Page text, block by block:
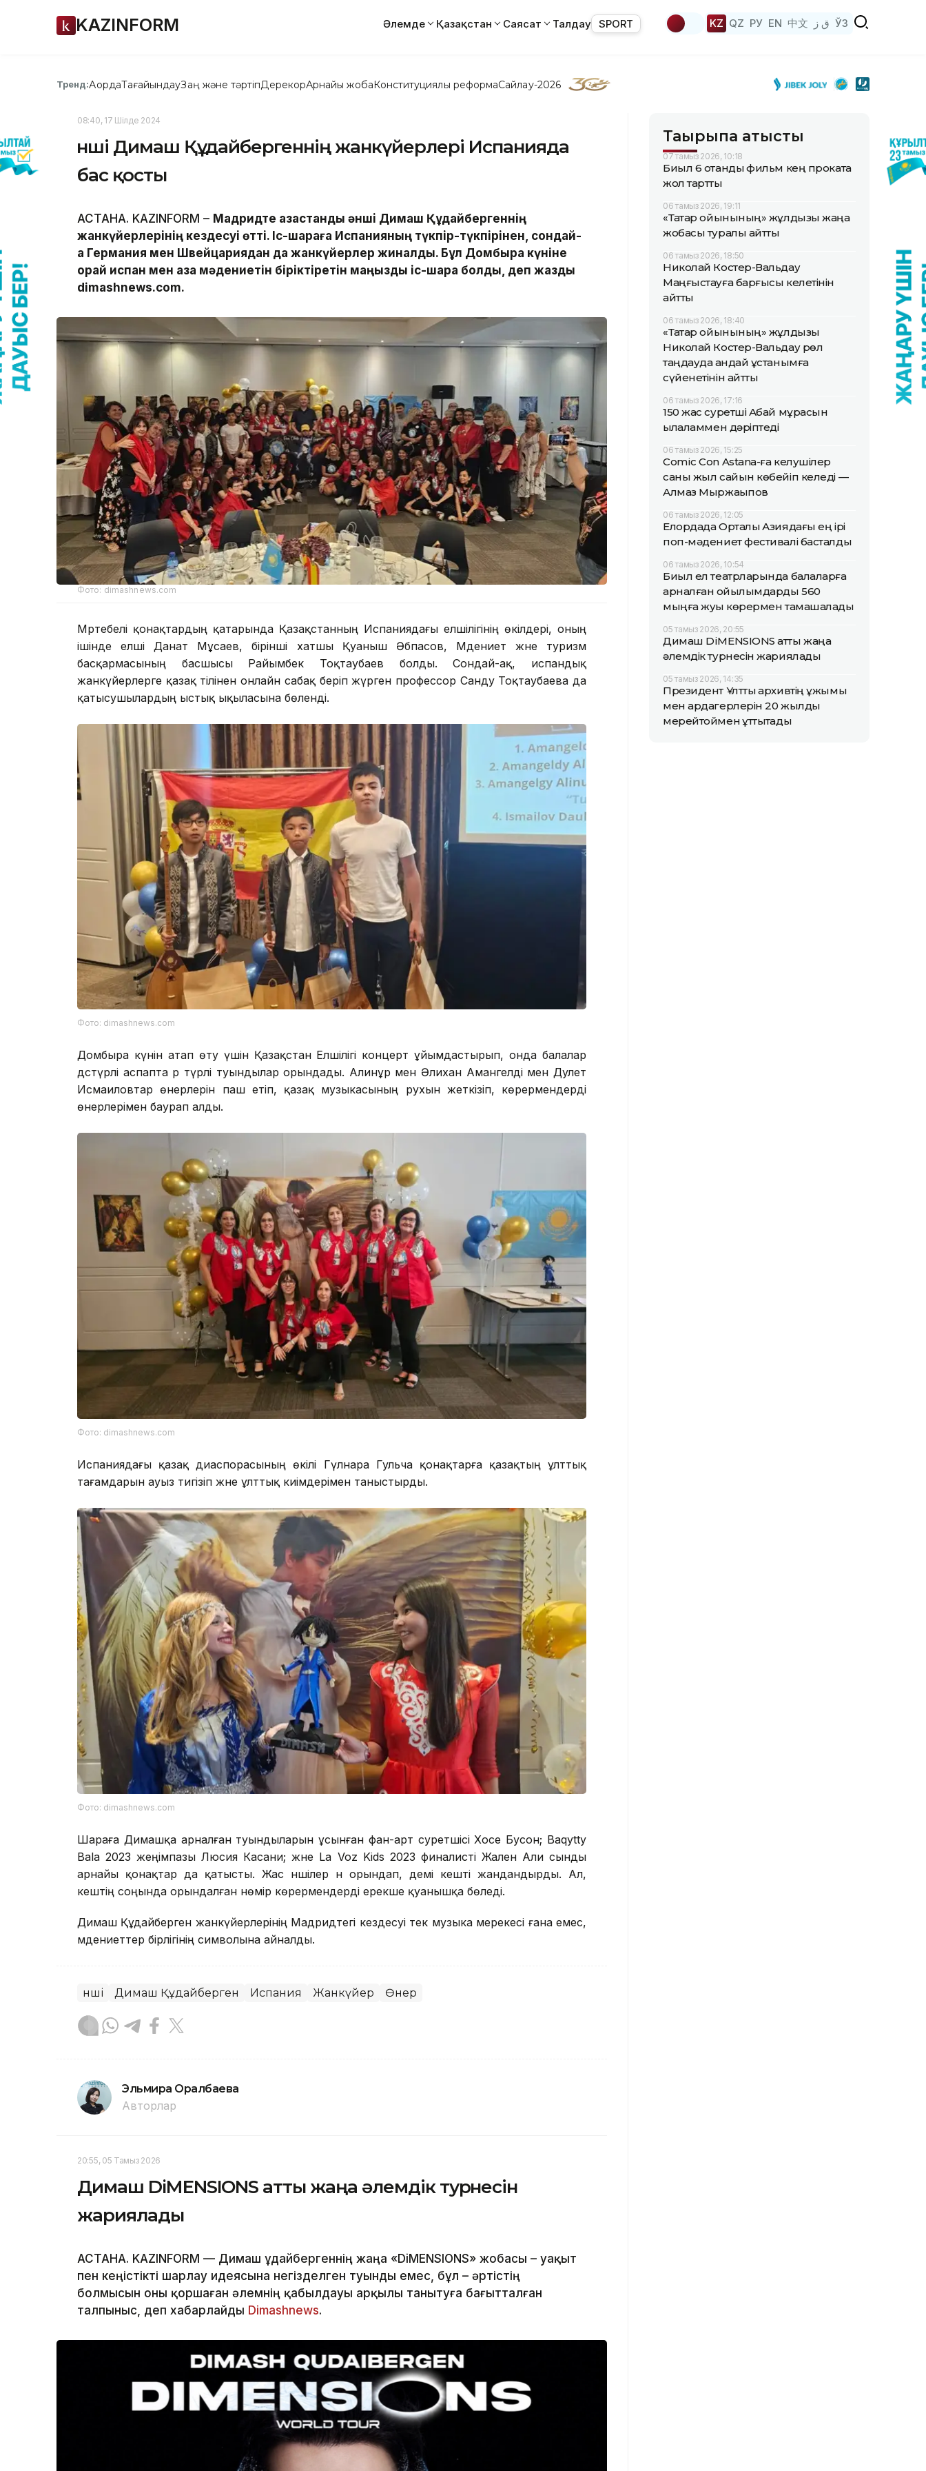
KAZINFORM Әлемде Қазақстан Саясат Талдау SPORT KZ QZ РУ EN 中文 ق ز ЎЗ
Тренд:АқордаТағайындауЗаң және тәртіпДерекқорАрнайы жобаКонституциялық реформаСайлау-2026
08:40, 17 Шілде 2024
Әнші Димаш Құдайбергеннің жанкүйерлері Испанияда
бас қосты
АСТАНА. KAZINFORM – Мадридте қазақстандық әнші Димаш Құдайбергеннің
жанкүйерлерінің кездесуі өтті. Іс-шараға Испанияның түкпір-түкпірінен, сондай-
ақ Германия мен Швейцариядан да жанкүйерлер жиналды. Бұл Домбыра күніне
орай испан мен қазақ мәдениетін біріктіретін маңызды іс-шара болды, деп жазды
dimashnews.com.
Фото: dimashnews.com
Мәртебелі қонақтардың қатарында Қазақстанның Испаниядағы елшілігінің өкілдері, оның
ішінде елші Данат Мұсаев, бірінші хатшы Қуаныш Әбпасов, Мәдениет және туризм
басқармасының басшысы Райымбек Тоқтаубаев болды. Сондай-ақ, испандық
жанкүйерлерге қазақ тілінен онлайн сабақ беріп жүрген профессор Санду Тоқтаубаева да
қатысушылардың ыстық ықыласына бөленді.
Фото: dimashnews.com
Домбыра күнін атап өту үшін Қазақстан Елшілігі концерт ұйымдастырып, онда балалар
дәстүрлі аспапта әр түрлі туындылар орындады. Алинұр мен Әлихан Амангелді мен Дәулет
Исмаиловтар өнерлерін паш етіп, қазақ музыкасының рухын жеткізіп, көрермендерді
өнерлерімен баурап алды.
Фото: dimashnews.com
Испаниядағы қазақ диаспорасының өкілі Гүлнара Гульча қонақтарға қазақтың ұлттық
тағамдарын ауыз тигізіп және ұлттық киімдерімен таныстырды.
Фото: dimashnews.com
Шараға Димашқа арналған туындыларын ұсынған фан-арт суретшісі Хосе Бусон; Baqytty
Bala 2023 жеңімпазы Люсия Касани; және La Voz Kids 2023 финалисті Жален Али сынды
арнайы қонақтар да қатысты. Жас әншілер ән орындап, әдемі кешті жандандырды. Ал,
кештің соңында орындалған нөмір көрермендерді ерекше қуанышқа бөледі.
Димаш Құдайберген жанкүйерлерінің Мадридтегі кездесуі тек музыка мерекесі ғана емес,
мәдениеттер бірлігінің символына айналды.
Әнші Димаш Құдайберген Испания Жанкүйер Өнер
Эльмира Оралбаева
Авторлар
20:55, 05 Тамыз 2026
Димаш DiMENSIONS атты жаңа әлемдік турнесін
жариялады
АСТАНА. KAZINFORM — Димаш Құдайбергеннің жаңа «DiMENSIONS» жобасы – уақыт
пен кеңістікті шарлау идеясына негізделген туынды емес, бұл – әртістің
болмысын оны қоршаған әлемнің қабылдауы арқылы танытуға бағытталған
талпыныс, деп хабарлайды Dimashnews.
Тақырыпқа қатысты
07 тамыз 2026, 10:18
Биыл 6 отандық фильм кең прокатқа
жол тартты
06 тамыз 2026, 19:11
«Тақтар ойынының» жұлдызы жаңа
жобасы туралы айтты
06 тамыз 2026, 18:50
Николай Костер-Вальдау
Маңғыстауға барғысы келетінін
айтты
06 тамыз 2026, 18:40
«Тақтар ойынының» жұлдызы
Николай Костер-Вальдау рөл
таңдауда қандай ұстанымға
сүйенетінін айтты
06 тамыз 2026, 17:16
150 жас суретші Абай мұрасын
қылқаламмен дәріптеді
06 тамыз 2026, 15:25
Comic Con Astana-ға келушілер
саны жыл сайын көбейіп келеді —
Алмаз Мыржақыпов
06 тамыз 2026, 12:05
Елордада Орталық Азиядағы ең ірі
поп-мәдениет фестивалі басталды
06 тамыз 2026, 10:54
Биыл ел театрларында балаларға
арналған қойылымдарды 560
мыңға жуық көрермен тамашалады
05 тамыз 2026, 20:55
Димаш DiMENSIONS атты жаңа
әлемдік турнесін жариялады
05 тамыз 2026, 14:35
Президент Ұлттық архивтің ұжымы
мен ардагерлерін 20 жылдық
мерейтоймен құттықтады